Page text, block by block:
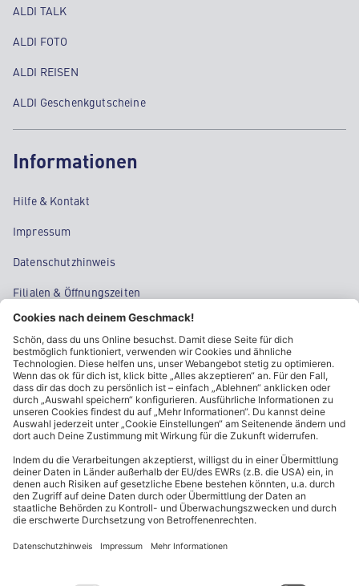
ALDI TALK
ALDI FOTO
ALDI REISEN
ALDI Geschenkgutscheine
Informationen
Hilfe & Kontakt
Impressum
Datenschutzhinweis
Filialen & Öffnungszeiten
Kontakt
Cookie-Einstellungen
Kundeninformationen
ALDI Nord folgen